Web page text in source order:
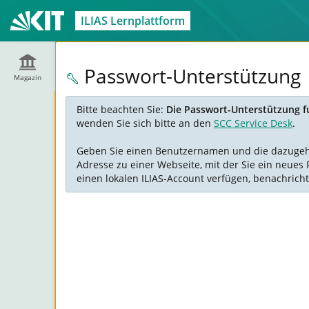
ILIAS Lernplattform
Magazin Passwort-Unterstützung
Bitte beachten Sie: Die Passwort-Unterstützung
wenden Sie sich bitte an den SCC Service Desk.
Geben Sie einen Benutzernamen und die
Adresse zu einer Webseite, mit der Sie ein
einen lokalen ILIAS-Account verfügen,